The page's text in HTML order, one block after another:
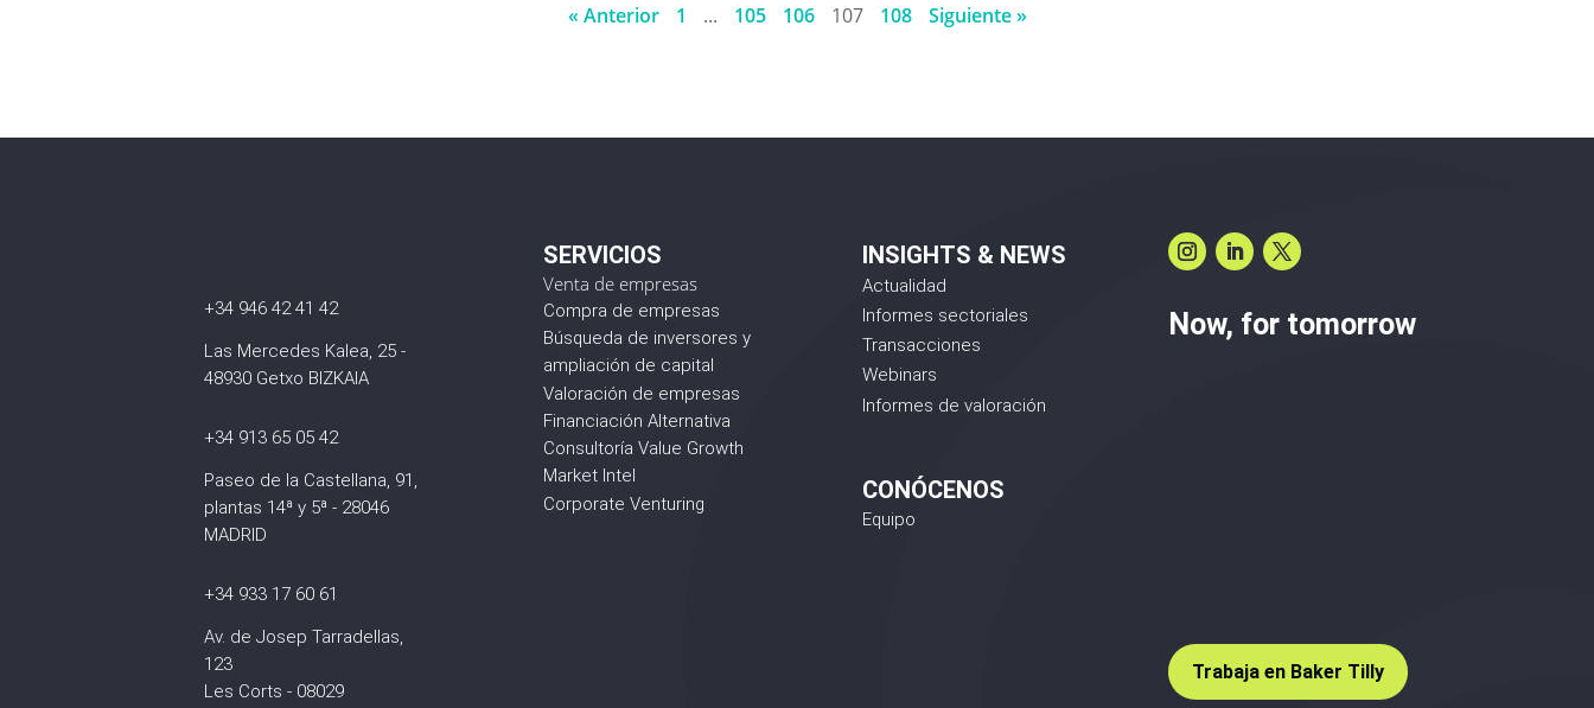
« Anterior 1 ... 105 106 107 108 Siguiente »
+34 946 42 41 42
Las Mercedes Kalea, 25 -
48930 Getxo BIZKAIA
+34 913 65 05 42
Paseo de la Castellana, 91,
plantas 14ª y 5ª - 28046
MADRID
+34 933 17 60 61
Av. de Josep Tarradellas,
123
Les Corts - 08029
SERVICIOS
Venta de empresas
Compra de empresas
Búsqueda de inversores y
ampliación de capital
Valoración de empresas
Financiación Alternativa
Consultoría Value Growth
Market Intel
Corporate Venturing
INSIGHTS & NEWS
Actualidad
Informes sectoriales
Transacciones
Webinars
Informes de valoración
CONÓCENOS
Equipo
Now, for tomorrow
Trabaja en Baker Tilly